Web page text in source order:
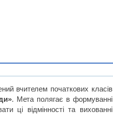
вчителем початкових класів
. Мета полягає в формуванні
ці відмінності та вихованні